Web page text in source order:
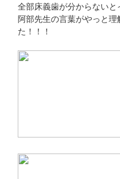
全部床義歯が分からない
阿部先生の言葉がやっと
た！！！